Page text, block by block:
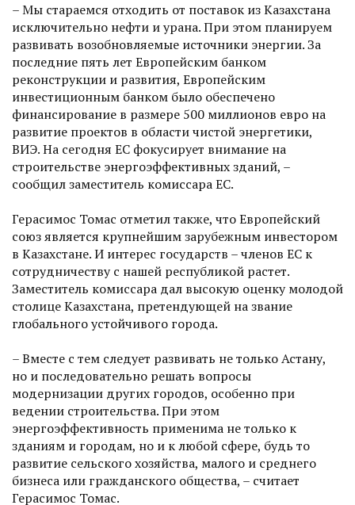
– Мы стараемся отходить от поставок из Казахстана
исключительно нефти и урана. При этом планируем
развивать возобновляемые источники энергии. За
последние пять лет Европейским банком
реконструкции и развития, Европейским
инвестиционным банком было обеспечено
финансирование в размере 500 миллионов евро на
развитие проектов в области чистой энергетики,
ВИЭ. На сегодня ЕС фокусирует внимание на
строительстве энергоэффективных зданий, –
сообщил заместитель комиссара ЕС.
Герасимос Томас отметил также, что Европейский
союз является крупнейшим зарубежным инвестором
в Казахстане. И интерес государств – членов ЕС к
сотрудничест­ву с нашей республикой растет.
Заместитель комиссара дал высокую оценку молодой
столице Казахстана, претендующей на звание
глобального устойчивого города.
– Вместе с тем следует развивать не только Астану,
но и последовательно решать вопросы
модернизации других городов, особенно при
ведении строительства. При этом
энергоэффективность применима не только к
зданиям и городам, но и к любой сфере, будь то
развитие сельского хозяйства, малого и среднего
бизнеса или гражданского общества, – считает
Герасимос Томас.